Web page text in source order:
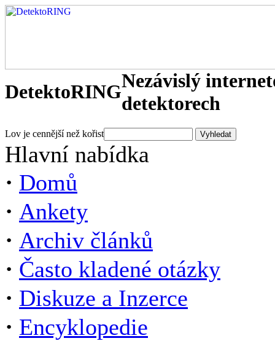
DetektoRINGNezávislý
detektorech
Lov je cennější než kořist
Hlavní nabídka
· Domů
· Ankety
· Archiv článků
· Často kladené otázky
· Diskuze a Inzerce
· Encyklopedie